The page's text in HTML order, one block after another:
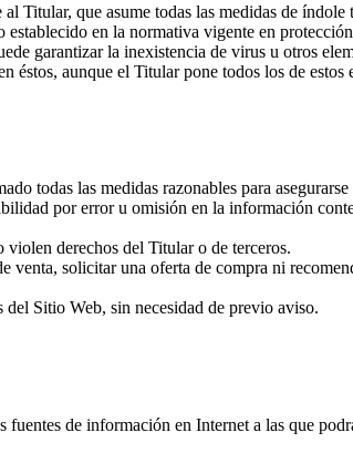
Titular, que asume todas las medidas de índole
en la normativa vigente en
garantizar la inexistencia de virus u otros
éstos, aunque el Titular pone todos los de estos
todas las medidas razonables para asegurarse
por error u omisión en la información
derechos del Titular o de terceros.
solicitar una oferta de compra ni
Sitio Web, sin necesidad de previo aviso.
de información en Internet a las que